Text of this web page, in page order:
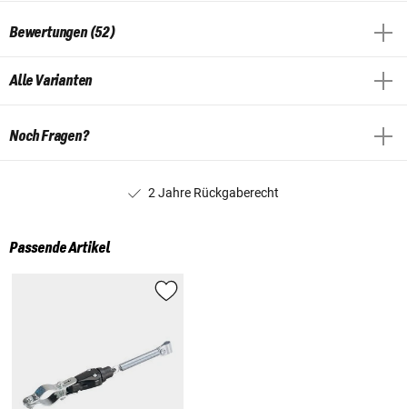
Bewertungen (52)
Alle Varianten
Noch Fragen?
2 Jahre Rückgaberecht
Passende Artikel